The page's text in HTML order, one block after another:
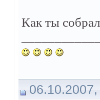
Как ты